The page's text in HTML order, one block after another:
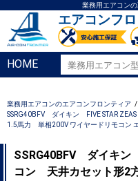
業務用エアコン
エアコンフ
HOME
業務用エアコンのエアコンフロンティア
SSRG40BFV ダイキン FIVE STAR
1.5馬力 単相200V ワイヤードリモコン
SSRG40BFV ダイキ
コン 天井カセット形2